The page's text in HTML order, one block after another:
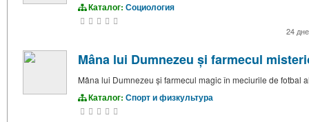
Каталог: Социология
24
Mâna lui Dumnezeu și farmecul
Mâna lui Dumnezeu și farmecul magic în meciurile de fotbal
Каталог: Спорт и физкультура